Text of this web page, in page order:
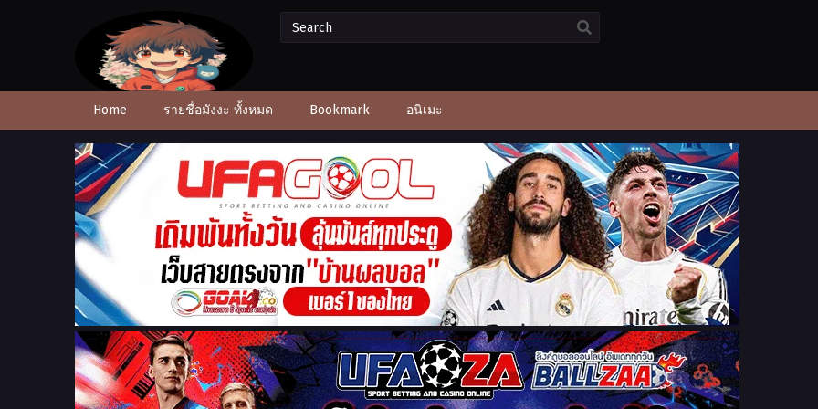
Home รายชื่อมังงะ ทั้งหมด Bookmark อนิเมะ